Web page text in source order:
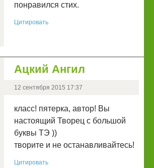
понравился стих.
Цитировать
Ацкий Ангил
12 сентября 2015 17:37
класс! пятерка, автор! Вы
настоящий Творец с большой
буквы ТЭ ))
творите и не останавливайтесь!
Цитировать